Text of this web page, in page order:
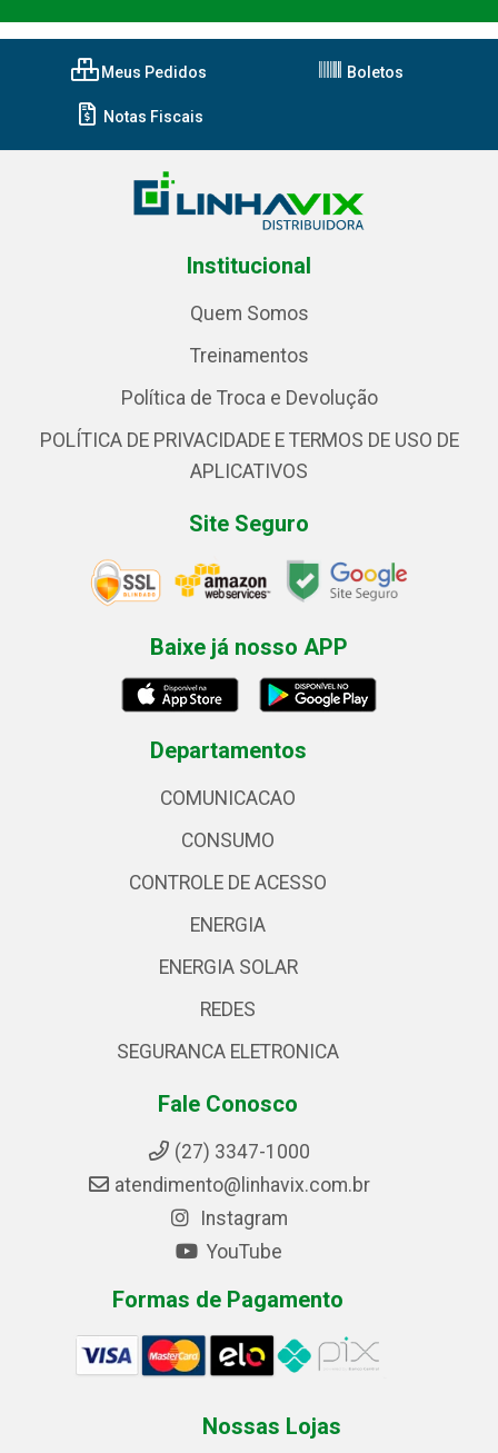
Meus Pedidos Boletos
Notas Fiscais
Institucional
Quem Somos
Treinamentos
Política de Troca e Devolução
POLÍTICA DE PRIVACIDADE E TERMOS DE USO DE
APLICATIVOS
Site Seguro
Baixe já nosso APP
Departamentos
COMUNICACAO
CONSUMO
CONTROLE DE ACESSO
ENERGIA
ENERGIA SOLAR
REDES
SEGURANCA ELETRONICA
Fale Conosco
(27) 3347-1000
atendimento@linhavix.com.br
Instagram
YouTube
Formas de Pagamento
Nossas Lojas